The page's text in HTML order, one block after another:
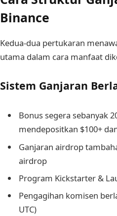
Binance
Kedua-dua pertukaran
utama dalam cara manfaat
Sistem Ganjaran
Bonus segera sebanyak
mendepositkan $100+
Ganjaran airdrop
airdrop
Program Kickstarter &
Pengagihan komisen
UTC)